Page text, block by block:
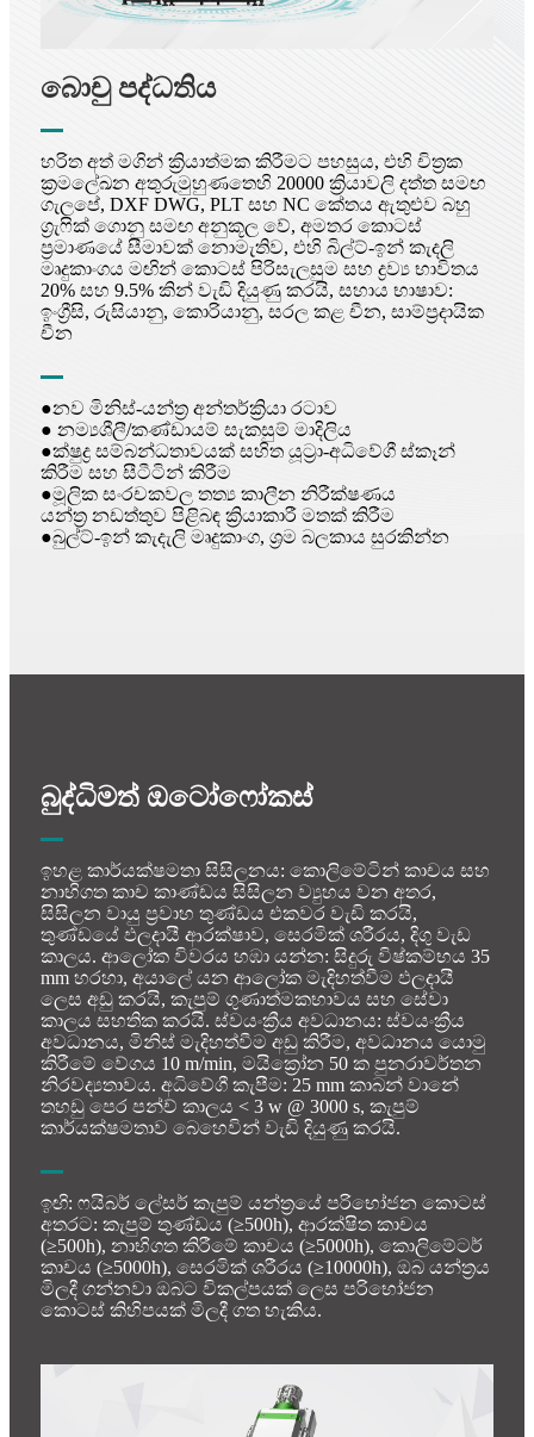
බොචු පද්ධතිය
හරිත අත් මගින් ක්‍රියාත්මක කිරීමට පහසුය, එහි චිත්‍රක
ක්‍රමලේඛන අතුරුමුහුණතෙහි 20000 ක්‍රියාවලි දත්ත සමඟ
ගැලපේ, DXF DWG, PLT සහ NC කේතය ඇතුළුව බහු
ග්‍රැෆික් ගොනු සමඟ අනුකූල වේ, අමතර කොටස්
ප්‍රමාණයේ සීමාවක් නොමැතිව, එහි බිල්ට්-ඉන් කැදලි
මෘදුකාංගය මඟින් කොටස් පිරිසැලසුම සහ ද්‍රව්‍ය භාවිතය
20% සහ 9.5% කින් වැඩි දියුණු කරයි, සහාය භාෂාව:
ඉංග්‍රීසි, රුසියානු, කොරියානු, සරල කළ චීන, සාම්ප්‍රදායික
චීන
●නව මිනිස්-යන්ත්‍ර අන්තර්ක්‍රියා රටාව
● නම්‍යශීලී/කණ්ඩායම් සැකසුම් මාදිලිය
●ක්ෂුද්‍ර සම්බන්ධතාවයක් සහිත යූට්‍රා-අධිවේගී ස්කෑන්
කිරීම සහ සීටීටින් කිරීම
●මූලික සංරචකවල තත්‍ය කාලීන නිරීක්ෂණය
යන්ත්‍ර නඩත්තුව පිළිබඳ ක්‍රියාකාරී මතක් කිරීම
●බුල්ට්-ඉන් කැදැලි මෘදුකාංග, ශ්‍රම බලකාය සුරකින්න
බුද්ධිමත් ඔටෝෆෝකස්
ඉහළ කාර්යක්ෂමතා සිසිලනය: කොලිමේටින් කාචය සහ
නාභිගත කාච කාණ්ඩය සිසිලන ව්‍යුහය වන අතර,
සිසිලන වායු ප්‍රවාහ තුණ්ඩය එකවර වැඩි කරයි,
තුණ්ඩයේ ඵලදායී ආරක්ෂාව, සෙරමික් ශරීරය, දිගු වැඩ
කාලය. ආලෝක විවරය හඹා යන්න: සිදුරු විෂ්කම්භය 35
mm හරහා, අයාලේ යන ආලෝක මැදිහත්වීම ඵලදායී
ලෙස අඩු කරයි, කැපුම් ගුණාත්මකභාවය සහ සේවා
කාලය සහතික කරයි. ස්වයංක්‍රීය අවධානය: ස්වයංක්‍රීය
අවධානය, මිනිස් මැදිහත්වීම අඩු කිරීම, අවධානය යොමු
කිරීමේ වේගය 10 m/min, මයික්‍රෝන 50 ක පුනරාවර්තන
නිරවද්‍යතාවය. අධිවේගී කැපීම: 25 mm කාබන් වානේ
තහඩු පෙර පන්ච් කාලය < 3 w @ 3000 s, කැපුම්
කාර්යක්ෂමතාව බෙහෙවින් වැඩි දියුණු කරයි.
ඉඟි: ෆයිබර් ලේසර් කැපුම් යන්ත්‍රයේ පරිභෝජන කොටස්
අතරට: කැපුම් තුණ්ඩය (≥500h), ආරක්ෂිත කාචය
(≥500h), නාභිගත කිරීමේ කාචය (≥5000h), කොලිමේටර්
කාචය (≥5000h), සෙරමික් ශරීරය (≥10000h), ඔබ යන්ත්‍රය
මිලදී ගන්නවා ඔබට විකල්පයක් ලෙස පරිභෝජන
කොටස් කිහිපයක් මිලදී ගත හැකිය.